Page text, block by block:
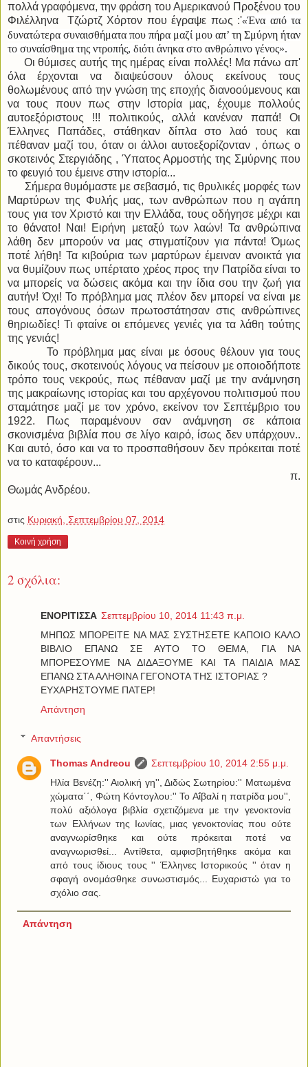
πολλά γραφόμενα, την φράση του Αμερικανού Προξένου του
Φιλέλληνα Τζώρτζ Χόρτον που έγραψε πως :'«Ένα από τα
δυνατώτερα συναισθήματα που πήρα μαζί μου απ’ τη Σμύρνη ήταν
το συναίσθημα της ντροπής, διότι άνηκα στο ανθρώπινο γένος».
Οι θύμισες αυτής της ημέρας είναι πολλές! Μα πάνω απ'
όλα έρχονται να διαψεύσουν όλους εκείνους τους
θολωμένους από την γνώση της εποχής διανοούμενους και
να τους πουν πως στην Ιστορία μας, έχουμε πολλούς
αυτοεξόριστους !!! πολιτικούς, αλλά κανέναν παπά! Οι
Έλληνες Παπάδες, στάθηκαν δίπλα στο λαό τους και
πέθαναν μαζί του, όταν οι άλλοι αυτοεξορίζονταν , όπως ο
σκοτεινός Στεργιάδης , Ύπατος Αρμοστής της Σμύρνης που
το φευγιό του έμεινε στην ιστορία...
Σήμερα θυμόμαστε με σεβασμό, τις θρυλικές μορφές των
Μαρτύρων της Φυλής μας, των ανθρώπων που η αγάπη
τους για τον Χριστό και την Ελλάδα, τους οδήγησε μέχρι και
το θάνατο! Ναι! Ειρήνη μεταξύ των λαών! Τα ανθρώπινα
λάθη δεν μπορούν να μας στιγματίζουν για πάντα! Όμως
ποτέ λήθη! Τα κιβούρια των μαρτύρων έμειναν ανοικτά για
να θυμίζουν πως υπέρτατο χρέος προς την Πατρίδα είναι το
να μπορείς να δώσεις ακόμα και την ίδια σου την ζωή για
αυτήν! Όχι! Το πρόβλημα μας πλέον δεν μπορεί να είναι με
τους απογόνους όσων πρωτοστάτησαν στις ανθρώπινες
θηριωδίες! Τι φταίνε οι επόμενες γενιές για τα λάθη τούτης
της γενιάς!
Το πρόβλημα μας είναι με όσους θέλουν για τους
δικούς τους, σκοτεινούς λόγους να πείσουν με οποιοδήποτε
τρόπο τους νεκρούς, πως πέθαναν μαζί με την ανάμνηση
της μακραίωνης ιστορίας και του αρχέγονου πολιτισμού που
σταμάτησε μαζί με τον χρόνο, εκείνον τον Σεπτέμβριο του
1922. Πως παραμένουν σαν ανάμνηση σε κάποια
σκονισμένα βιβλία που σε λίγο καιρό, ίσως δεν υπάρχουν..
Και αυτό, όσο και να το προσπαθήσουν δεν πρόκειται ποτέ
να το καταφέρουν...
π.
Θωμάς Ανδρέου.
στις Κυριακή, Σεπτεμβρίου 07, 2014
Κοινή χρήση
2 σχόλια:
ΕΝΟΡΙΤΙΣΣΑ Σεπτεμβρίου 10, 2014 11:43 π.μ.
ΜΗΠΩΣ ΜΠΟΡΕΙΤΕ ΝΑ ΜΑΣ ΣΥΣΤΗΣΕΤΕ ΚΑΠΟΙΟ ΚΑΛΟ
ΒΙΒΛΙΟ ΕΠΑΝΩ ΣΕ ΑΥΤΟ ΤΟ ΘΕΜΑ, ΓΙΑ ΝΑ
ΜΠΟΡΕΣΟΥΜΕ ΝΑ ΔΙΔΑΞΟΥΜΕ ΚΑΙ ΤΑ ΠΑΙΔΙΑ ΜΑΣ
ΕΠΑΝΩ ΣΤΑ ΑΛΗΘΙΝΑ ΓΕΓΟΝΟΤΑ ΤΗΣ ΙΣΤΟΡΙΑΣ ?
ΕΥΧΑΡΗΣΤΟΥΜΕ ΠΑΤΕΡ!
Απάντηση
Απαντήσεις
Thomas Andreou
Σεπτεμβρίου 10, 2014 2:55 μ.μ.
Ηλία Βενέζη:'' Αιολική γη'', Διδώς Σωτηρίου:'' Ματωμένα
χώματα΄΄, Φώτη Κόντογλου:'' Το Αΐβαλί η πατρίδα μου'',
πολύ αξιόλογα βιβλία σχετιζόμενα με την γενοκτονία
των Ελλήνων της Ιωνίας, μιας γενοκτονίας που ούτε
αναγνωρίσθηκε και ούτε πρόκειται ποτέ να
αναγνωρισθεί... Αντίθετα, αμφισβητήθηκε ακόμα και
από τους ίδιους τους '' Έλληνες Ιστορικούς '' όταν η
σφαγή ονομάσθηκε συνωστισμός... Ευχαριστώ για το
σχόλιο σας.
Απάντηση